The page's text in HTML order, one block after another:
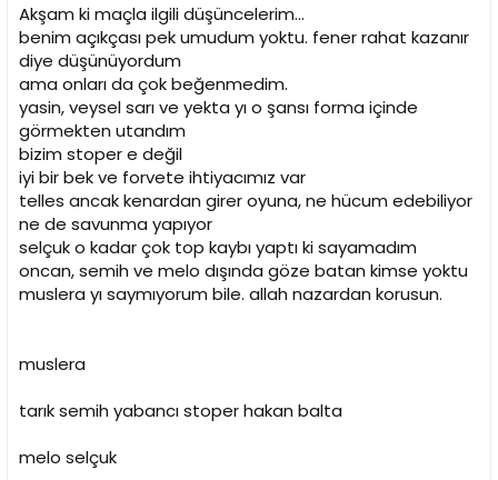
Akşam ki maçla ilgili düşüncelerim...
benim açıkçası pek umudum yoktu. fener rahat kazanır
diye düşünüyordum
ama onları da çok beğenmedim.
yasin, veysel sarı ve yekta yı o şansı forma içinde
görmekten utandım
bizim stoper e değil
iyi bir bek ve forvete ihtiyacımız var
telles ancak kenardan girer oyuna, ne hücum edebiliyor
ne de savunma yapıyor
selçuk o kadar çok top kaybı yaptı ki sayamadım
oncan, semih ve melo dışında göze batan kimse yoktu
muslera yı saymıyorum bile. allah nazardan korusun.
muslera
tarık semih yabancı stoper hakan balta
melo selçuk